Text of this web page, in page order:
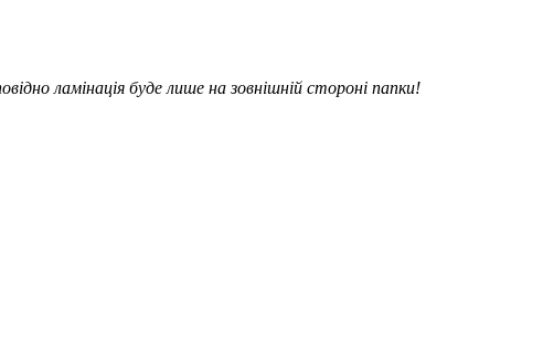
ламінація буде лише на зовнішній стороні папки!